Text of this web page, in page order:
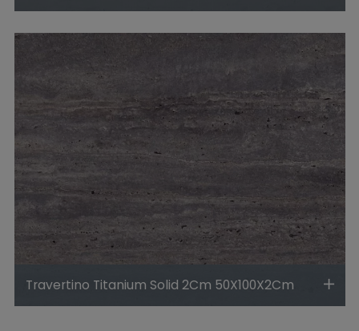
Travertino Titanium Solid 2Cm 50X100X2Cm